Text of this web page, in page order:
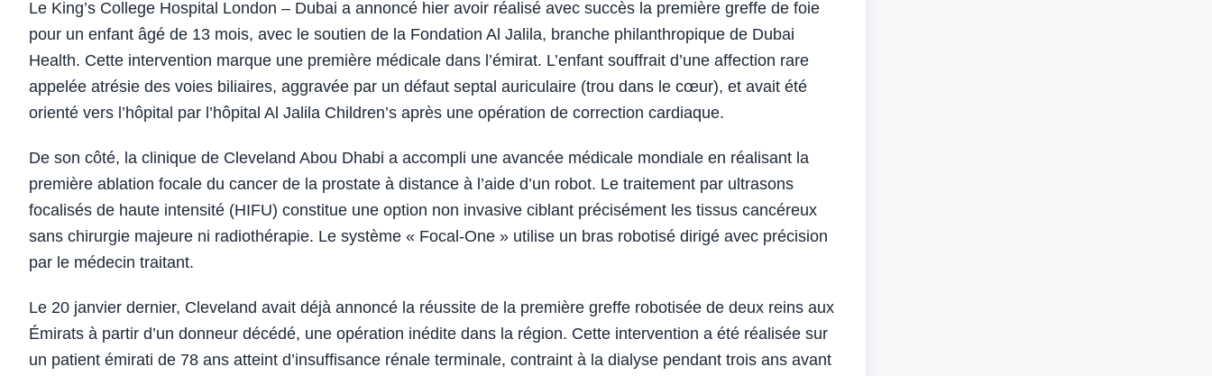
Le King’s College Hospital London – Dubai a annoncé hier avoir réalisé avec succès la première greffe de foie
pour un enfant âgé de 13 mois, avec le soutien de la Fondation Al Jalila, branche philanthropique de Dubai
Health. Cette intervention marque une première médicale dans l’émirat. L’enfant souffrait d’une affection rare
appelée atrésie des voies biliaires, aggravée par un défaut septal auriculaire (trou dans le cœur), et avait été
orienté vers l’hôpital par l’hôpital Al Jalila Children’s après une opération de correction cardiaque.
De son côté, la clinique de Cleveland Abou Dhabi a accompli une avancée médicale mondiale en réalisant la
première ablation focale du cancer de la prostate à distance à l’aide d’un robot. Le traitement par ultrasons
focalisés de haute intensité (HIFU) constitue une option non invasive ciblant précisément les tissus cancéreux
sans chirurgie majeure ni radiothérapie. Le système « Focal-One » utilise un bras robotisé dirigé avec précision
par le médecin traitant.
Le 20 janvier dernier, Cleveland avait déjà annoncé la réussite de la première greffe robotisée de deux reins aux
Émirats à partir d’un donneur décédé, une opération inédite dans la région. Cette intervention a été réalisée sur
un patient émirati de 78 ans atteint d’insuffisance rénale terminale, contraint à la dialyse pendant trois ans avant